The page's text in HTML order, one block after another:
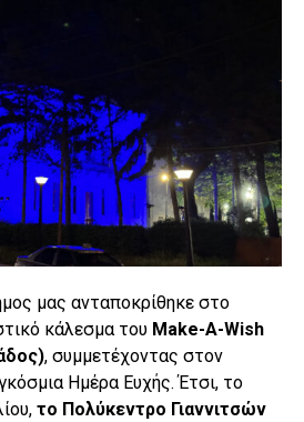
μας ανταποκρίθηκε στο
κάλεσμα του Make-A-Wish
, συμμετέχοντας στον
Ημέρα Ευχής. Έτσι, το
το Πολύκεντρο Γιαννιτσών